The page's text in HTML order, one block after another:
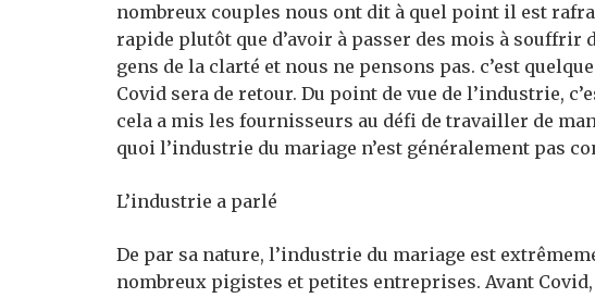
nombreux couples nous ont dit à quel point il est
rapide plutôt que d’avoir à passer des mois à souffrir
gens de la clarté et nous ne pensons pas. c’est
Covid sera de retour. Du point de vue de l’industrie,
cela a mis les fournisseurs au défi de travailler de
quoi l’industrie du mariage n’est généralement pas
L’industrie a parlé
De par sa nature, l’industrie du mariage est
nombreux pigistes et petites entreprises. Avant